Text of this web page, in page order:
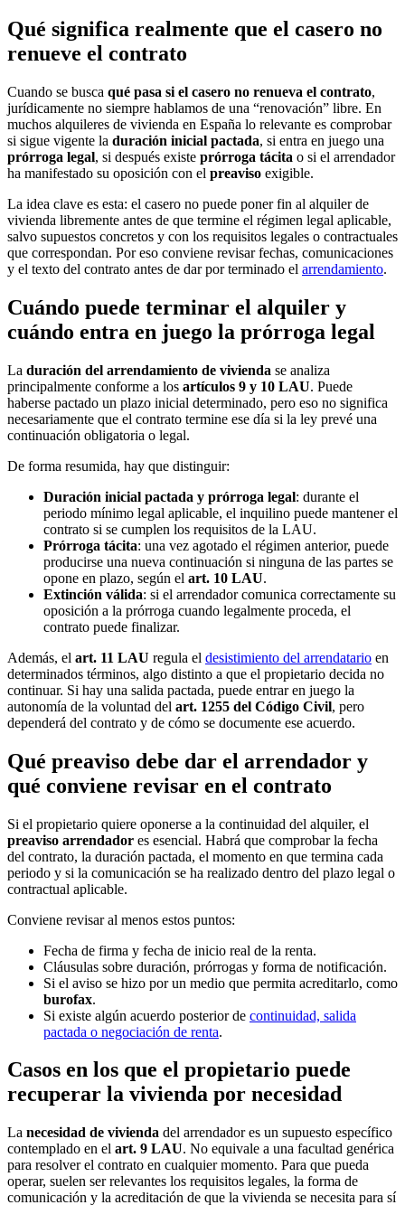
Qué significa realmente que el casero no
renueve el contrato
Cuando se busca qué pasa si el casero no renueva el contrato,
jurídicamente no siempre hablamos de una “renovación” libre. En
muchos alquileres de vivienda en España lo relevante es comprobar
si sigue vigente la duración inicial pactada, si entra en juego una
prórroga legal, si después existe prórroga tácita o si el arrendador
ha manifestado su oposición con el preaviso exigible.
La idea clave es esta: el casero no puede poner fin al alquiler de
vivienda libremente antes de que termine el régimen legal aplicable,
salvo supuestos concretos y con los requisitos legales o contractuales
que correspondan. Por eso conviene revisar fechas, comunicaciones
y el texto del contrato antes de dar por terminado el arrendamiento.
Cuándo puede terminar el alquiler y
cuándo entra en juego la prórroga legal
La duración del arrendamiento de vivienda se analiza
principalmente conforme a los artículos 9 y 10 LAU. Puede
haberse pactado un plazo inicial determinado, pero eso no significa
necesariamente que el contrato termine ese día si la ley prevé una
continuación obligatoria o legal.
De forma resumida, hay que distinguir:
Duración inicial pactada y prórroga legal: durante el
periodo mínimo legal aplicable, el inquilino puede mantener el
contrato si se cumplen los requisitos de la LAU.
Prórroga tácita: una vez agotado el régimen anterior, puede
producirse una nueva continuación si ninguna de las partes se
opone en plazo, según el art. 10 LAU.
Extinción válida: si el arrendador comunica correctamente su
oposición a la prórroga cuando legalmente proceda, el
contrato puede finalizar.
Además, el art. 11 LAU regula el desistimiento del arrendatario en
determinados términos, algo distinto a que el propietario decida no
continuar. Si hay una salida pactada, puede entrar en juego la
autonomía de la voluntad del art. 1255 del Código Civil, pero
dependerá del contrato y de cómo se documente ese acuerdo.
Qué preaviso debe dar el arrendador y
qué conviene revisar en el contrato
Si el propietario quiere oponerse a la continuidad del alquiler, el
preaviso arrendador es esencial. Habrá que comprobar la fecha
del contrato, la duración pactada, el momento en que termina cada
periodo y si la comunicación se ha realizado dentro del plazo legal o
contractual aplicable.
Conviene revisar al menos estos puntos:
Fecha de firma y fecha de inicio real de la renta.
Cláusulas sobre duración, prórrogas y forma de notificación.
Si el aviso se hizo por un medio que permita acreditarlo, como
burofax.
Si existe algún acuerdo posterior de continuidad, salida
pactada o negociación de renta.
Casos en los que el propietario puede
recuperar la vivienda por necesidad
La necesidad de vivienda del arrendador es un supuesto específico
contemplado en el art. 9 LAU. No equivale a una facultad genérica
para resolver el contrato en cualquier momento. Para que pueda
operar, suelen ser relevantes los requisitos legales, la forma de
comunicación y la acreditación de que la vivienda se necesita para sí